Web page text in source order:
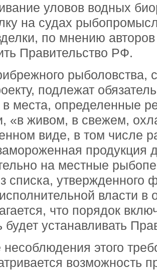
уловов водных
на судах
по мнению
Правительство РФ.
рыболовства,
подлежат
в места, определенные
«в живом, в свежем,
виде, в том числе
продукция
на местные
списка, утвержденного
власти в
что порядок
будет устанавливать
этого
возможность